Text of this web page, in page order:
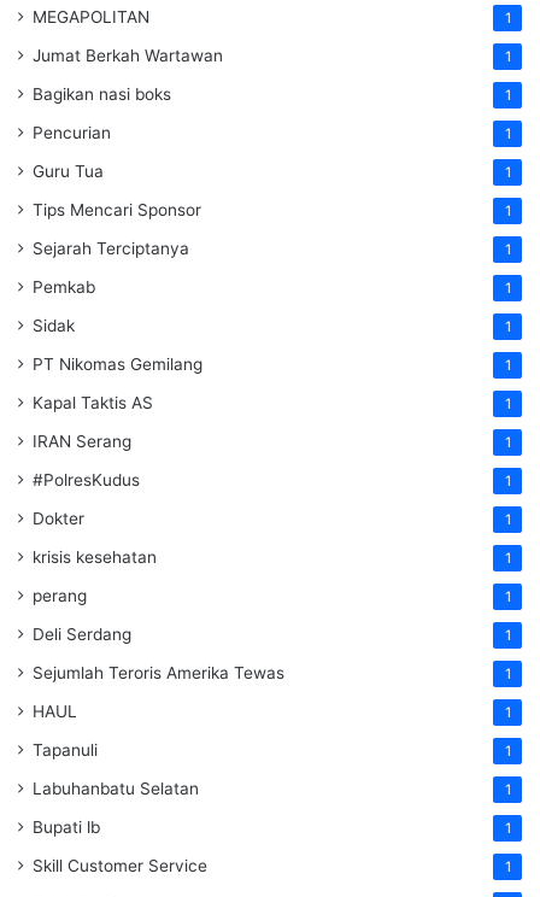
MEGAPOLITAN 1
Jumat Berkah Wartawan 1
Bagikan nasi boks 1
Pencurian 1
Guru Tua 1
Tips Mencari Sponsor 1
Sejarah Terciptanya 1
Pemkab 1
Sidak 1
PT Nikomas Gemilang 1
Kapal Taktis AS 1
IRAN Serang 1
#PolresKudus 1
Dokter 1
krisis kesehatan 1
perang 1
Deli Serdang 1
Sejumlah Teroris Amerika Tewas 1
HAUL 1
Tapanuli 1
Labuhanbatu Selatan 1
Bupati lb 1
Skill Customer Service 1